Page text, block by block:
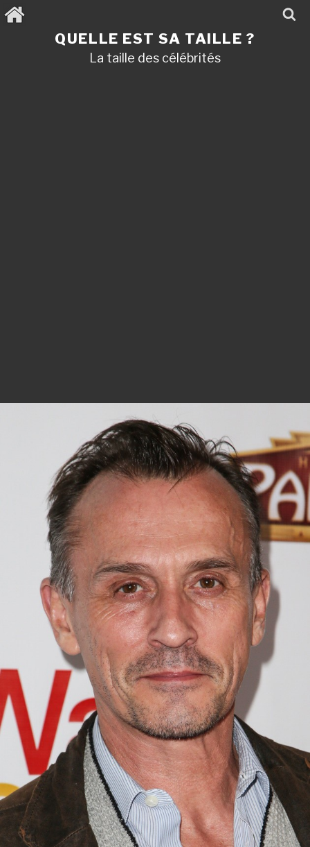
Aller
au
QUELLE EST SA TAILLE ?
La taille des célébrités